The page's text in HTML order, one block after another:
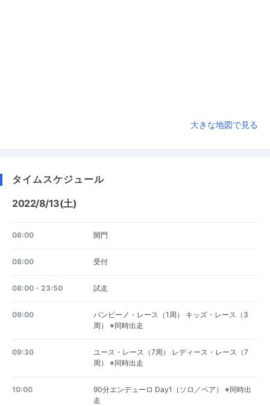
大きな地図で見る
タイムスケジュール
2022/8/13(土)
06:00 開門
08:00 受付
08:00 - 23:50 試走
09:00
バンビーノ・レース（1周） キッズ・レース（3
周） ※同時出走
09:30
ユース・レース（7周） レディース・レース（7
周） ※同時出走
10:00
90分エンデューロ Day1（ソロ／ペア） ※同時出
走